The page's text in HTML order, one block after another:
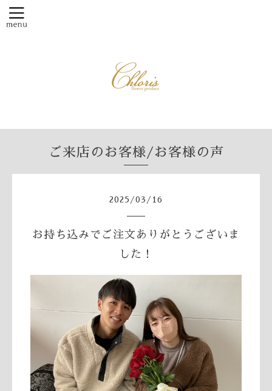
ご来店のお客様/お客様の声
2025 /03 / 16
お持ち込みでご注文ありがとうございま
した！